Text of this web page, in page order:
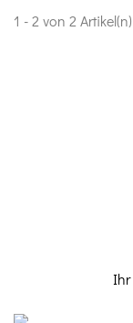
1 - 2 von 2 Artikel(n)